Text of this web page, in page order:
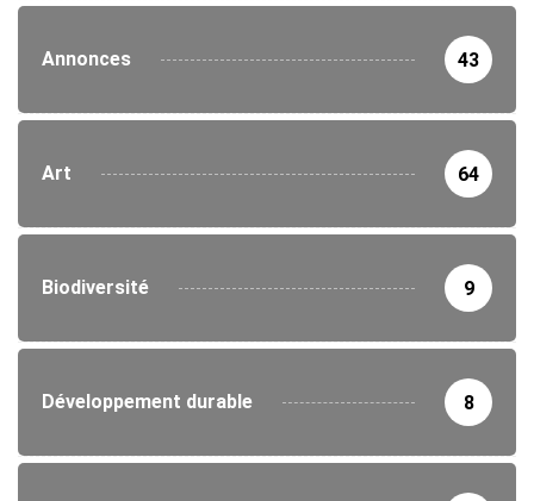
Annonces 43
Art 64
Biodiversité 9
Développement durable 8